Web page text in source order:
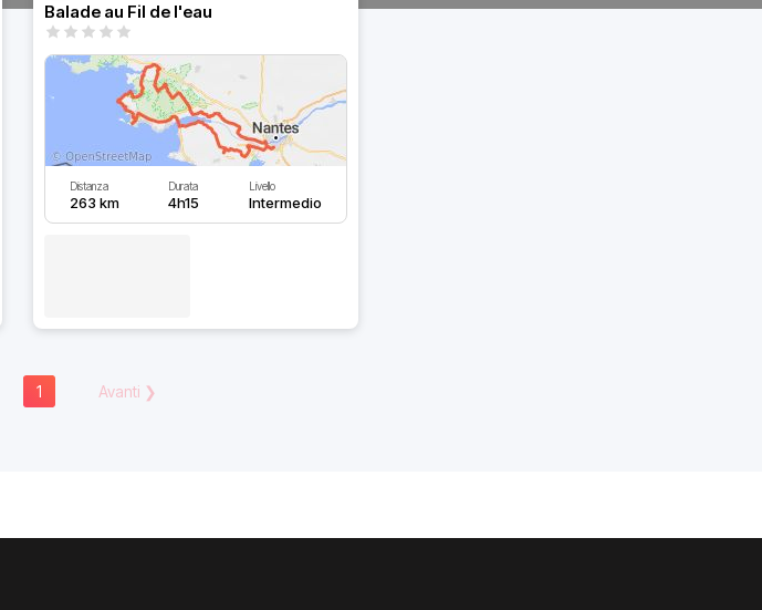
Balade au Fil de l'eau
Distanza
263 km
Durata
4h15
Livello
Intermedio
1 Avanti ❯